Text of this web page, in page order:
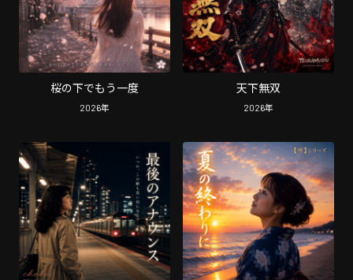
桜の下でもう一度
2026年
天下無双
2026年